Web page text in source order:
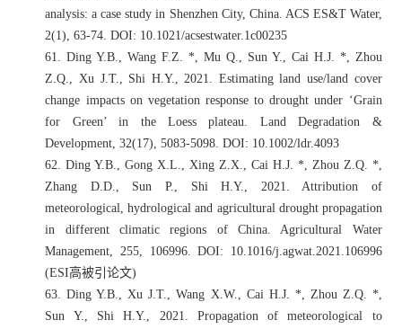
analysis: a case study in Shenzhen City, China. ACS ES&T Water,
2(1), 63-74. DOI: 10.1021/acsestwater.1c00235
61.Ding Y.B., Wang F.Z. *, Mu Q., Sun Y., Cai H.J. *, Zhou
Z.Q., Xu J.T., Shi H.Y., 2021. Estimating land use/land cover
change impacts on vegetation response to drought under ‘Grain
for Green’ in the Loess plateau. Land Degradation &
Development, 32(17), 5083-5098. DOI: 10.1002/ldr.4093
62.Ding Y.B., Gong X.L., Xing Z.X., Cai H.J. *, Zhou Z.Q. *,
Zhang D.D., Sun P., Shi H.Y., 2021. Attribution of
meteorological, hydrological and agricultural drought propagation
in different climatic regions of China. Agricultural Water
Management, 255, 106996. DOI: 10.1016/j.agwat.2021.106996
(ESI高被引论文)
63.Ding Y.B., Xu J.T., Wang X.W., Cai H.J. *, Zhou Z.Q. *,
Sun Y., Shi H.Y., 2021. Propagation of meteorological to